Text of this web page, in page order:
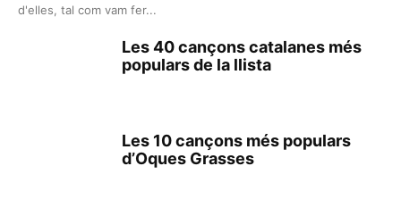
d'elles, tal com vam fer...
Les 40 cançons catalanes més
populars de la llista
Les 10 cançons més populars
d’Oques Grasses